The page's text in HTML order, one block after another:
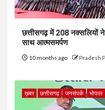
छत्तीसगढ़ में 208 नक्सलियों
साथ आत्मसमर्पण
10 months ago Pradesh
ख़बर छत्तीसगढ़ जनसंपर्क भोपाल